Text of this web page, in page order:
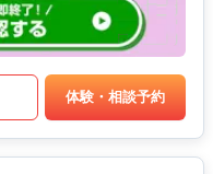
体験・相談予約